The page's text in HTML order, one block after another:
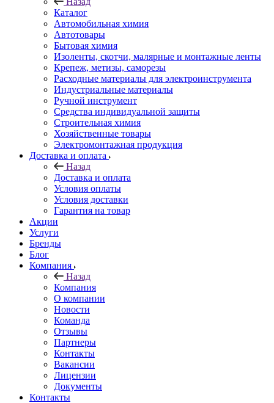
Каталог
Автомобильная химия
Автотовары
Бытовая химия
Изоленты, скотчи, малярные и монтажные ленты
Крепеж, метизы, саморезы
Расходные материалы для электроинструмента
Индустриальные материалы
Ручной инструмент
Средства индивидуальной защиты
Строительная химия
Хозяйственные товары
Электромонтажная продукция
Доставка и оплата
Назад
Доставка и оплата
Условия оплаты
Условия доставки
Гарантия на товар
Акции
Услуги
Бренды
Блог
Компания
Назад
Компания
О компании
Новости
Команда
Отзывы
Партнеры
Контакты
Вакансии
Лицензии
Документы
Контакты